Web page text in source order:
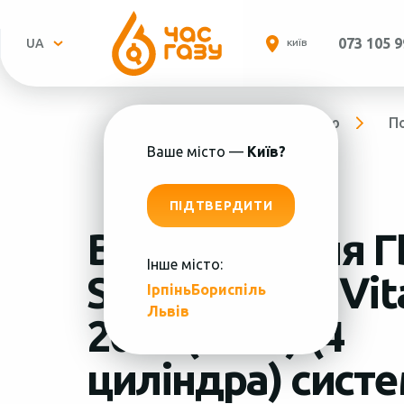
UA КИЇВ
Ваше місто — Київ?
ПІДТВЕРДИТИ
Інше місто:
ІрпіньБориспіль
Львів
073 105
Про компанію
Встановлення
Suzuki Grand
2009 (КМЕ) (4
циліндра)